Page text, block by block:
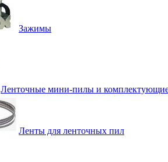
Зажимы
Ленточные мини-пилы и
Ленты для ленточных пил